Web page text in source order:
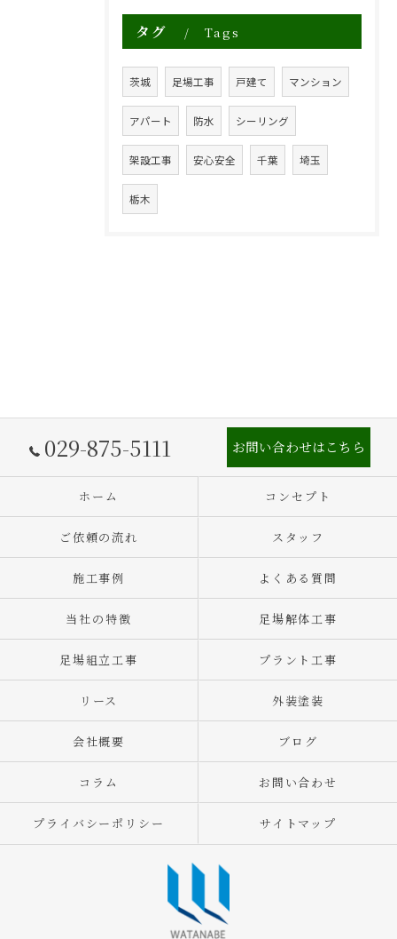
タグ Tags
茨城 足場工事 戸建て マンション
アパート 防水 シーリング
架設工事 安心安全 千葉 埼玉
栃木
029-875-5111 お問い合わせはこちら
ホーム コンセプト
ご依頼の流れ スタッフ
施工事例 よくある質問
当社の特徴 足場解体工事
足場組立工事 プラント工事
リース 外装塗装
会社概要 ブログ
コラム お問い合わせ
プライバシーポリシー サイトマップ